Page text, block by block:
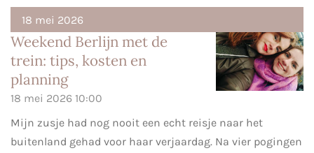
18 mei 2026
Weekend Berlijn met de
trein: tips, kosten en
planning
18 mei 2026 10:00
Mijn zusje had nog nooit een echt reisje naar het
buitenland gehad voor haar verjaardag. Na vier pogingen